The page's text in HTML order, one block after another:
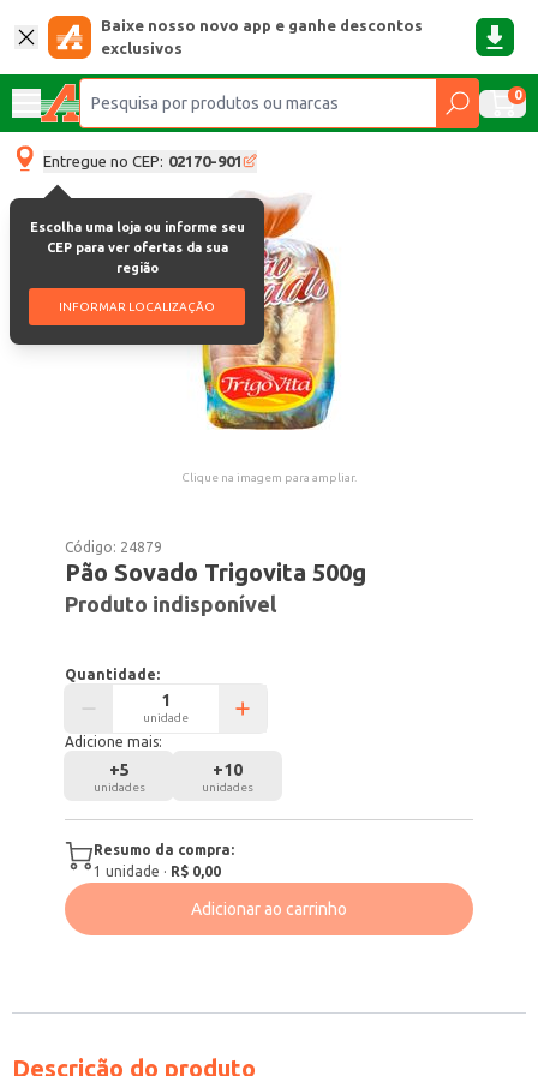
Baixe nosso novo app e ganhe descontos
exclusivos
0
Entregue no CEP: 02170-901
Escolha uma loja ou informe seu
CEP para ver ofertas da sua
região
INFORMAR LOCALIZAÇÃO
Clique na imagem para ampliar.
Código: 24879
Pão Sovado Trigovita 500g
Produto indisponível
Quantidade:
unidade
Adicione mais:
+5
unidades
+10
unidades
Resumo da compra:
1 unidade · R$ 0,00
Adicionar ao carrinho
Descrição do produto